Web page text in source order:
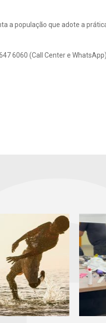
a população que adote a
6060 (Call Center e